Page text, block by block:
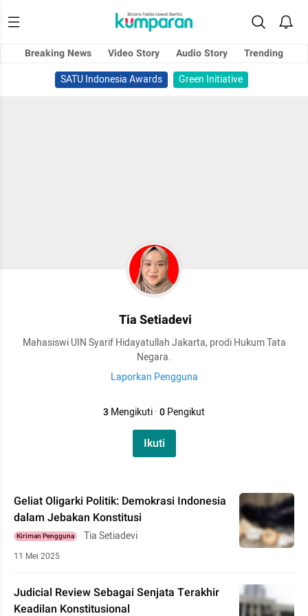
Breaking News Video Story Audio Story
Trending
SATU Indonesia Awards
Green Initiative
Tia Setiadevi
Mahasiswi UIN Syarif Hidayatullah Jakarta, prodi Hukum Tata
Negara.
Laporkan Pengguna
3Mengikuti·0Pengikut
Ikuti
Geliat Oligarki Politik: Demokrasi Indonesia
dalam Jebakan Konstitusi
Kiriman Pengguna Tia Setiadevi
11 Mei 2025
Judicial Review Sebagai Senjata Terakhir
Keadilan Konstitusional